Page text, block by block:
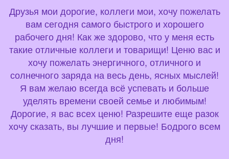
Друзья мои дорогие, коллеги мои, хочу пожелать
вам сегодня самого быстрого и хорошего
рабочего дня! Как же здорово, что у меня есть
такие отличные коллеги и товарищи! Ценю вас и
хочу пожелать энергичного, отличного и
солнечного заряда на весь день, ясных мыслей!
Я вам желаю всегда всё успевать и больше
уделять времени своей семье и любимым!
Дорогие, я вас всех ценю! Разрешите еще разок
хочу сказать, вы лучшие и первые! Бодрого всем
дня!